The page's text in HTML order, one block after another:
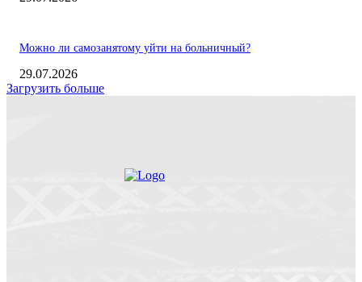
Можно ли самозанятому уйти на больничный?
29.07.2026
Загрузить больше